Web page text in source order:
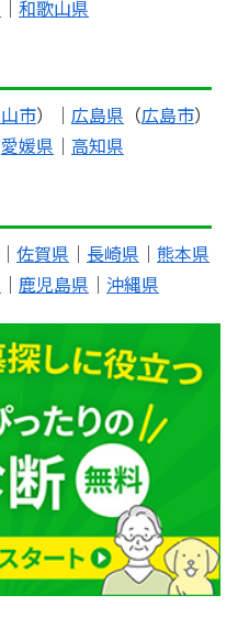
｜ 和歌山県
市）｜ 広島県 （広島市）
愛媛県 ｜ 高知県
佐賀県 ｜ 長崎県 ｜ 熊本県
｜ 鹿児島県 ｜ 沖縄県